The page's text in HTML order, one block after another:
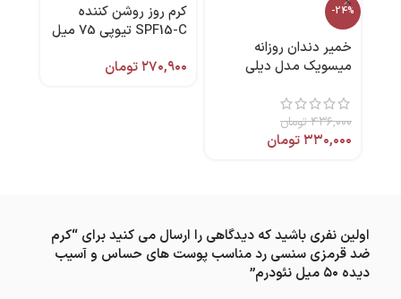
-24%
خمیر دندان روزانه
میسویک مدل دیلی
۴۳۶,۰۰۰تومان
۳۳۰,۰۰۰تومان
کرم روز روشن کننده
SPF15-C تیوپی 75 میل
۲۷۰,۹۰۰تومان
اولین نفری باشید که دیدگاهی را ارسال می کنید برای “کرم
ضد قرمزی سنسی رد مناسب پوست های حساس و آسیب
دیده ۵۰ میل نئودرم”